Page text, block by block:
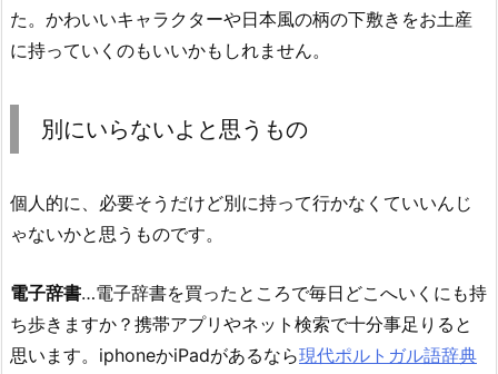
た。かわいいキャラクターや日本風の柄の下敷きをお土産
に持っていくのもいいかもしれません。
別にいらないよと思うもの
個人的に、必要そうだけど別に持って行かなくていいんじ
ゃないかと思うものです。
電子辞書…電子辞書を買ったところで毎日どこへいくにも持
ち歩きますか？携帯アプリやネット検索で十分事足りると
思います。iphoneかiPadがあるなら現代ポルトガル語辞典